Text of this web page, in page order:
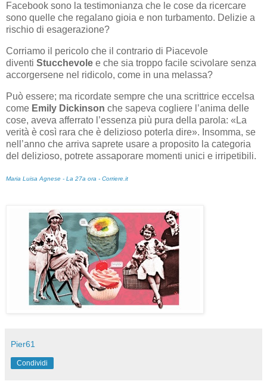
Facebook sono la testimonianza che le cose da ricercare
sono quelle che regalano gioia e non turbamento. Delizie a
rischio di esagerazione?
Corriamo il pericolo che il contrario di Piacevole
diventi Stucchevole e che sia troppo facile scivolare senza
accorgersene nel ridicolo, come in una melassa?
Può essere; ma ricordate sempre che una scrittrice eccelsa
come Emily Dickinson che sapeva cogliere l’anima delle
cose, aveva afferrato l’essenza più pura della parola: «La
verità è così rara che è delizioso poterla dire». Insomma, se
nell’anno che arriva saprete usare a proposito la categoria
del delizioso, potrete assaporare momenti unici e irripetibili.
Maria Luisa Agnese - La 27a ora - Corriere.it
Pier61
Condividi